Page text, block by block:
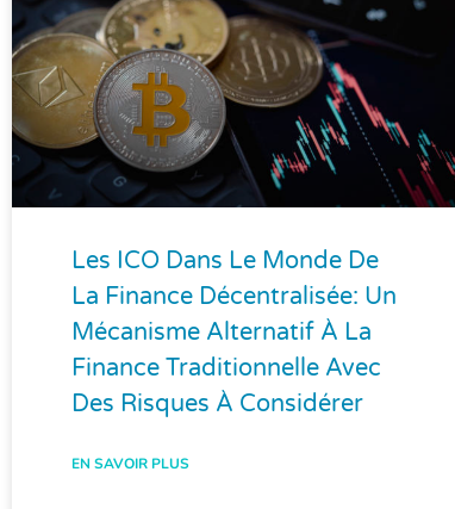
Les ICO Dans Le Monde De
La Finance Décentralisée: Un
Mécanisme Alternatif À La
Finance Traditionnelle Avec
Des Risques À Considérer
EN SAVOIR PLUS